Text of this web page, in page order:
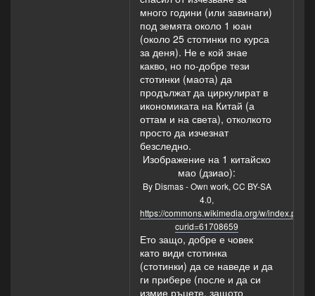
много години (или завинаги)
под земята около 1 юан
(около 25 стотинки по курса
за деня). Не е кой знае
какво, но по-добре тези
стотинки (маота) да
продължат да циркулират в
икономиката на Китай (а
оттам и на света), отколкото
просто да изчезнат
безследно.
Изображение на 1 китайско
мао (дзиао):
By Dismas - Own work, CC BY-SA
4.0,
https://commons.wikimedia.org/w/index.php?
curid=61708659
Ето защо, добре е човек
като види стотинка
(стотинки) да се наведе и да
ги прибере (после и да си
измие ръцете, защото